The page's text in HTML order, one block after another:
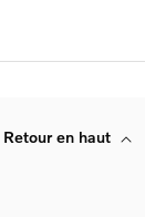
Retour en haut